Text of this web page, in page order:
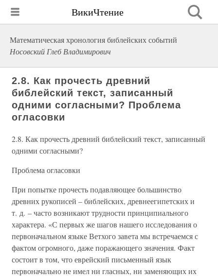
ВикиЧтение
Математическая хронология библейских событий
Носовский Глеб Владимирович
2.8. Как прочесть древний
библейский текст, записанный
одними согласными? Проблема
огласовки
2.8. Как прочесть древний библейский текст, записанный
одними согласными?
Проблема огласовки
При попытке прочесть подавляющее большинство
древних рукописей – библейских, древнеегипетских и
т. д. – часто возникают трудности принципиального
характера. «С первых же шагов нашего исследования о
первоначальном языке Ветхого завета мы встречаемся с
фактом огромного, даже поражающего значения. Факт
состоит в том, что еврейский письменный язык
первоначально не имел ни гласных, ни заменяющих их